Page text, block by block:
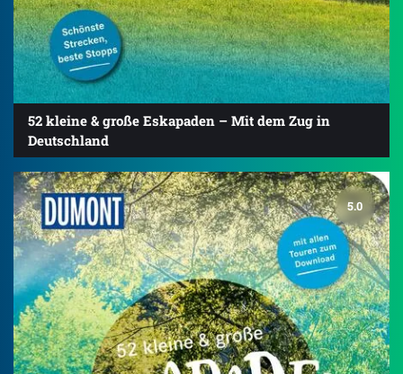
52 kleine & große Eskapaden – Mit dem Zug in
Deutschland
5.0